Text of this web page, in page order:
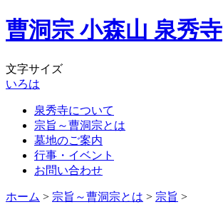
曹洞宗 小森山 泉秀寺
文字サイズ
いろは
泉秀寺について
宗旨～曹洞宗とは
墓地のご案内
行事・イベント
お問い合わせ
ホーム > 宗旨～曹洞宗とは > 宗旨 >